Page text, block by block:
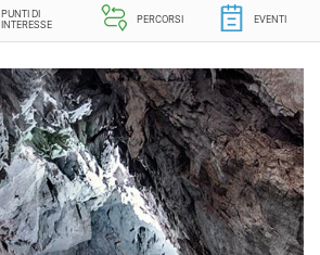
PUNTI DI
INTERESSE
PERCORSI EVENTI